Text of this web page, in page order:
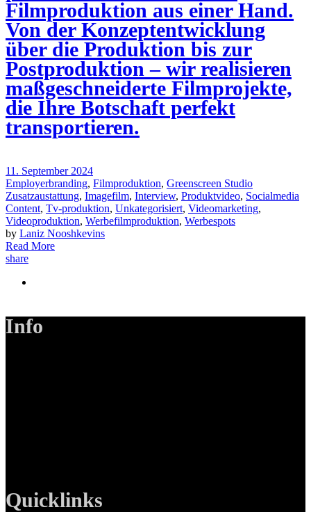
Filmproduktion aus einer Hand.
Von der Konzeptentwicklung
über die Produktion bis zur
Postproduktion – wir realisieren
maßgeschneiderte Filmprojekte,
die Ihre Botschaft perfekt
transportieren.
11. September 2024
Employerbranding, Filmproduktion, Greenscreen Studio
Zusatzaustattung, Imagefilm, Interview, Produktvideo, Socialmedia
Content, Tv-produktion, Unkategorisiert, Videomarketing,
Videoproduktion, Werbefilmproduktion, Werbespots
by Laniz Nooshkevins
Read More
share
Info
Quicklinks